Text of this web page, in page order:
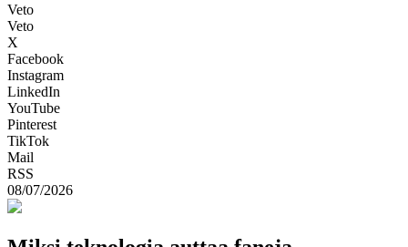
Veto
Veto
X
Facebook
Instagram
LinkedIn
YouTube
Pinterest
TikTok
Mail
RSS
08/07/2026